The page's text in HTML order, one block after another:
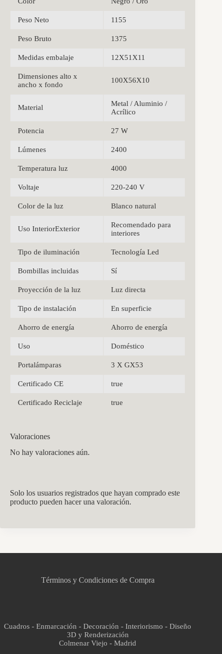
Peso Neto 1155
Peso Bruto 1375
Medidas embalaje 12X51X11
Dimensiones alto x
ancho x fondo
100X56X10
Material
Metal / Aluminio /
Acrílico
Potencia 27 W
Lúmenes 2400
Temperatura luz 4000
Voltaje 220-240 V
Color de la luz Blanco natural
Uso InteriorExterior
Recomendado para
interiores
Tipo de iluminación Tecnología Led
Bombillas incluidas Sí
Proyección de la luz Luz directa
Tipo de instalación En superficie
Ahorro de energía Ahorro de energía
Uso Doméstico
Portalámparas 3 X GX53
Certificado CE true
Certificado Reciclaje true
Valoraciones
No hay valoraciones aún.
Solo los usuarios registrados que hayan comprado este
producto pueden hacer una valoración.
Términos y Condiciones de Compra
Cuadros - Enmarcación - Decoración - Interiorismo - Diseño
3D y Renderización
Colmenar Viejo - Madrid
Asistente virtual · En línea